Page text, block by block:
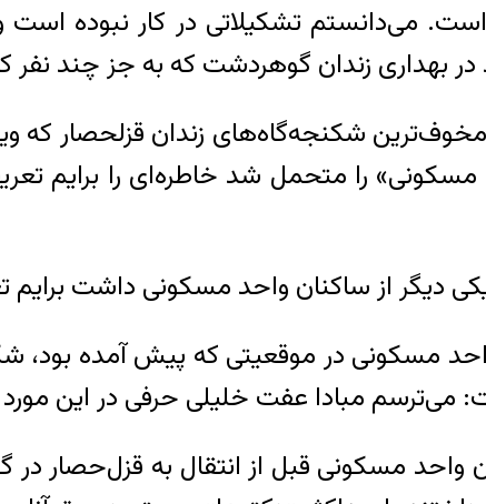
می‌دانستم تشکیلاتی در کار نبوده
بهداری زندان گوهردشت که به جز چند نفر
شکنجه‌‌گاه‌های زندان قزلحصار که
مسکونی» را متحمل شد خاطره‌ای را برایم
دیگر از ساکنان واحد مسکونی داشت برایم
مسکونی در موقعیتی که پیش آمده
: می‌ترسم مبادا عفت خلیلی حرفی در این مورد
واحد مسکونی قبل از انتقال به قزل‌حصار